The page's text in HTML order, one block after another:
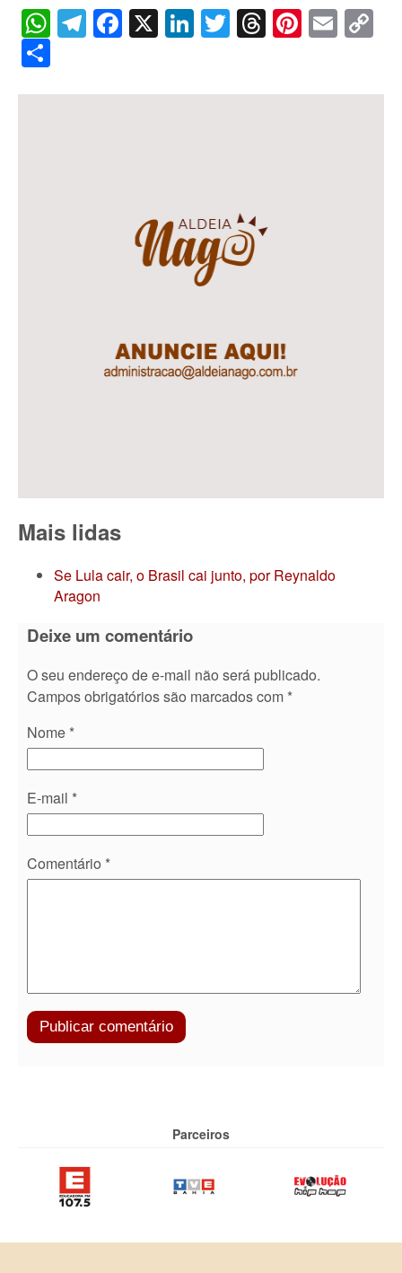
WhatsApp
Telegram
Facebook
X LinkedIn
Twitter
Threads
Mais lidas
Se Lula cair, o Brasil cai junto, por Reynaldo
Aragon
Deixe um comentário
O seu endereço de e-mail não será publicado.
Campos obrigatórios são marcados com *
Nome *
E-mail *
Comentário *
Parceiros